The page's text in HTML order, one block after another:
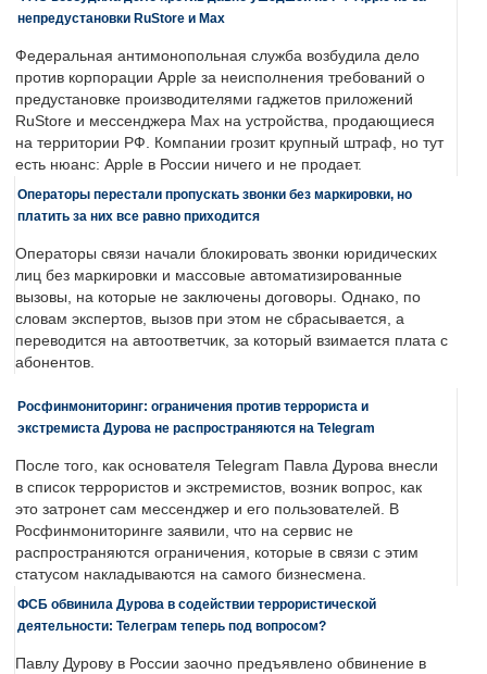
непредустановки RuStore и Max
Федеральная антимонопольная служба возбудила дело
против корпорации Apple за неисполнения требований о
предустановке производителями гаджетов приложений
RuStore и мессенджера Max на устройства, продающиеся
на территории РФ. Компании грозит крупный штраф, но тут
есть нюанс: Apple в России ничего и не продает.
Операторы перестали пропускать звонки без маркировки, но
платить за них все равно приходится
Операторы связи начали блокировать звонки юридических
лиц без маркировки и массовые автоматизированные
вызовы, на которые не заключены договоры. Однако, по
словам экспертов, вызов при этом не сбрасывается, а
переводится на автоответчик, за который взимается плата с
абонентов.
Росфинмониторинг: ограничения против террориста и
экстремиста Дурова не распространяются на Telegram
После того, как основателя Telegram Павла Дурова внесли
в список террористов и экстремистов, возник вопрос, как
это затронет сам мессенджер и его пользователей. В
Росфинмониторинге заявили, что на сервис не
распространяются ограничения, которые в связи с этим
статусом накладываются на самого бизнесмена.
ФСБ обвинила Дурова в содействии террористической
деятельности: Телеграм теперь под вопросом?
Павлу Дурову в России заочно предъявлено обвинение в